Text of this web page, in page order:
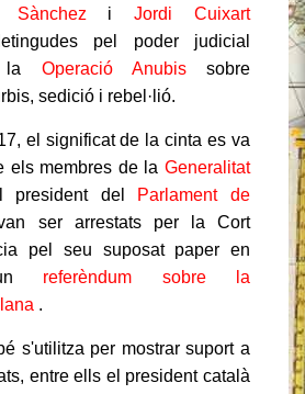
Sànchez iJordi Cuixart
pel poder judicial
la Operació Anubissobre
sedició i rebel·lió.
el significat de la cinta es va
els membres de la Generalitat
del Parlament de
ser arrestats per la Cort
pel seu suposat paper en
referèndum sobre la
.
s'utilitza per mostrar suport a
entre ells el president català